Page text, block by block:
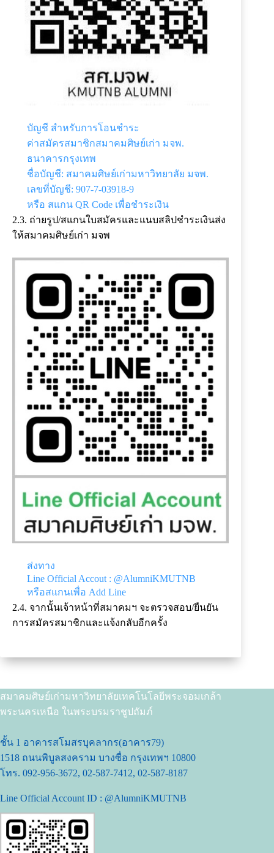
บัญชี สำหรับการโอนชำระ
ค่าสมัครสมาชิกสมาคมศิษย์เก่า มจพ.
ธนาคารกรุงเทพ
ชื่อบัญชี: สมาคมศิษย์เก่ามหาวิทยาลัย มจพ.
เลขที่บัญชี: 907-7-03918-9
หรือ สแกน QR Code เพื่อชำระเงิน
2.3. ถ่ายรูป/สแกนใบสมัครและแนบสลิปชำระเงินส่ง
ให้สมาคมศิษย์เก่า มจพ
ส่งทาง
Line Official Accout : @AlumniKMUTNB
หรือสแกนเพื่อ Add Line
2.4. จากนั้นเจ้าหน้าที่สมาคมฯ จะตรวจสอบ/ยืนยัน
การสมัครสมาชิกและแจ้งกลับอีกครั้ง
สมาคมศิษย์เก่ามหาวิทยาลัยเทคโนโลยีพระจอมเกล้า
พระนครเหนือ ในพระบรมราชูปถัมภ์
ชั้น 1 อาคารสโมสรบุคลากร(อาคาร79)
1518 ถนนพิบูลสงคราม บางซื่อ กรุงเทพฯ 10800
โทร. 092-956-3672, 02-587-7412, 02-587-8187
Line Official Account ID : @AlumniKMUTNB